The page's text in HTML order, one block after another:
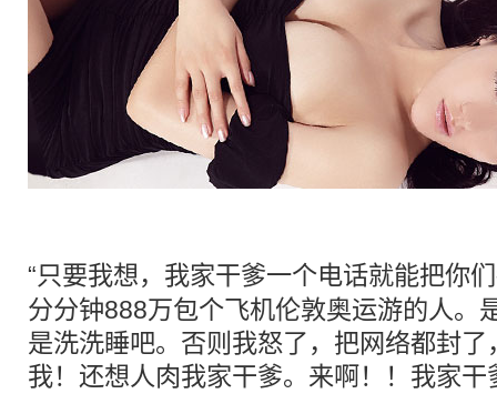
“只要我想，我家干爹一个电话就能把你
分分钟888万包个飞机伦敦奥运游的人。
是洗洗睡吧。否则我怒了，把网络都封
我！还想人肉我家干爹。来啊！！我家干